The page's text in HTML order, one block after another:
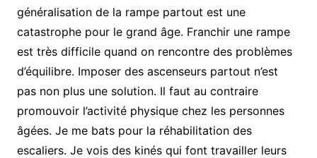
généralisation de la rampe partout est une
catastrophe pour le grand âge. Franchir une rampe
est très difficile quand on rencontre des problèmes
d’équilibre. Imposer des ascenseurs partout n’est
pas non plus une solution. Il faut au contraire
promouvoir l’activité physique chez les personnes
âgées. Je me bats pour la réhabilitation des
escaliers. Je vois des kinés qui font travailler leurs